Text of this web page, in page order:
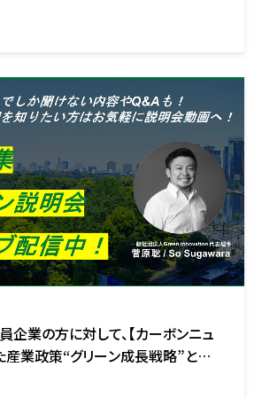
業の方に対して、【カーボンニュ
産業政策“グリーン成長戦略”と
いただきました。